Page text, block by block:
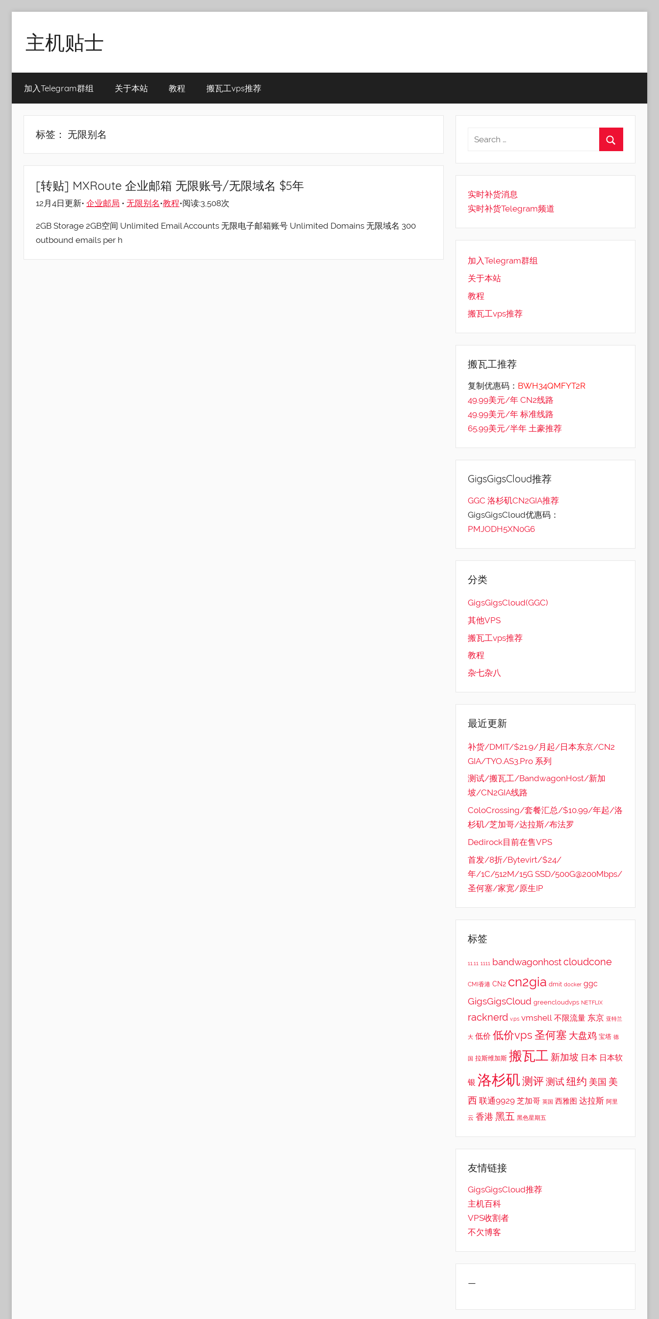
content
主机贴士
瓦
工|BandwagonHost
荐
加入Telegram群组 关于本站 教程 搬瓦工vps推荐
标签： 无限别名
[转贴] MXRoute 企业邮箱 无限账号/无限域名 $5年
12月4日更新• 企业邮局 • 无限别名•教程•阅读:3,508次
2GB Storage 2GB空间 Unlimited Email Accounts 无限电子邮箱账号 Unlimited Domains 无限域名 300
outbound emails per h
实时补货消息
实时补货Telegram频道
加入Telegram群组
关于本站
教程
搬瓦工vps推荐
搬瓦工推荐
复制优惠码： BWH34QMFYT2R
49.99美元/年 CN2线路
49.99美元/年 标准线路
65.99美元/半年 土豪推荐
GigsGigsCloud推荐
GGC 洛杉矶CN2GIA推荐
GigsGigsCloud优惠码：
PMJODH5XN0G6
分类
GigsGigsCloud(GGC)
其他VPS
搬瓦工vps推荐
教程
杂七杂八
最近更新
补货/DMIT/$21.9/月起/日本东京/CN2
GIA/TYO.AS3.Pro 系列
测试/搬瓦工/BandwagonHost/新加
坡/CN2GIA线路
ColoCrossing/套餐汇总/$10.99/年起/洛
杉矶/芝加哥/达拉斯/布法罗
Dedirock目前在售VPS
首发/8折/Bytevirt/$24/
年/1C/512M/15G SSD/500G@200Mbps/
圣何塞/家宽/原生IP
标签
11.11 1111 bandwagonhostcloudcone
CMI香港 CN2 cn2gia dmit docker ggc
GigsGigsCloud greencloudvps NETFLIX
racknerd v.ps vmshell 不限流量 东京 亚特兰
大 低价 低价vps 圣何塞 大盘鸡 宝塔 德
国 拉斯维加斯 搬瓦工 新加坡 日本 日本软
银 洛杉矶 测评测试纽约 美国 美
西 联通9929 芝加哥 英国 西雅图 达拉斯 阿里
云 香港 黑五 黑色星期五
友情链接
GigsGigsCloud推荐
主机百科
VPS收割者
不欠博客
—